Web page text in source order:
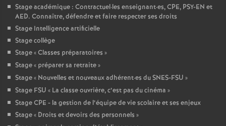
Stage académique : Contractuel·les enseignant·es, CPE, PSY-EN et
AED. Connaître, défendre et faire respecter ses droits
Stage Intelligence artificielle
Stage collège
Stage «Classes préparatoires »
Stage « préparer sa retraite»
Stage « Nouvelles et nouveaux adhérent·es du SNES-FSU »
Stage FSU « La classe ouvrière, c’est pas du cinéma »
Stage CPE - la gestion de l’équipe de vie scolaire et ses enjeux
Stage « Droits et devoirs des personnels »